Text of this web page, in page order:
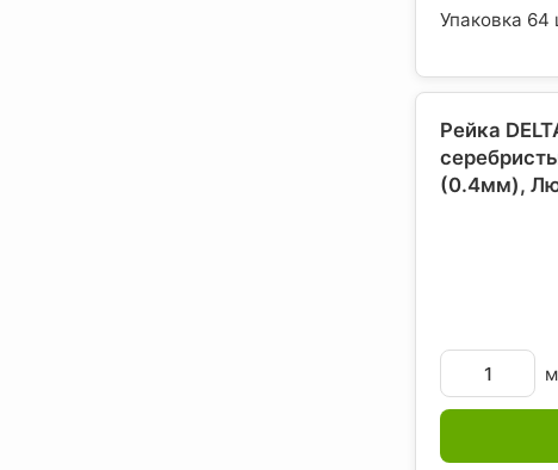
Упаковка 64
Рейка
(0.4мм),